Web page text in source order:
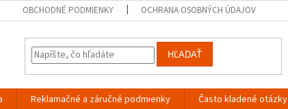
OBCHODNÉ PODMIENKY OCHRANA OSOBNÝCH ÚDAJOV
HĽADAŤ
Reklamačné a záručné podmienky Často kladené otázky